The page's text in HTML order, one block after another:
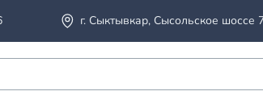
г. Сыктывкар, Сысольское шоссе